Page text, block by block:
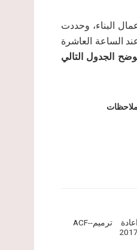
البناء، وحددت
عند الساعة العاشرة
الجدول التالي
ملاحظات
اعادة ترميم-ACF-
2017